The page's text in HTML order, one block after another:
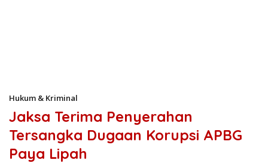
Hukum & Kriminal
Jaksa Terima Penyerahan
Tersangka Dugaan Korupsi APBG
Paya Lipah